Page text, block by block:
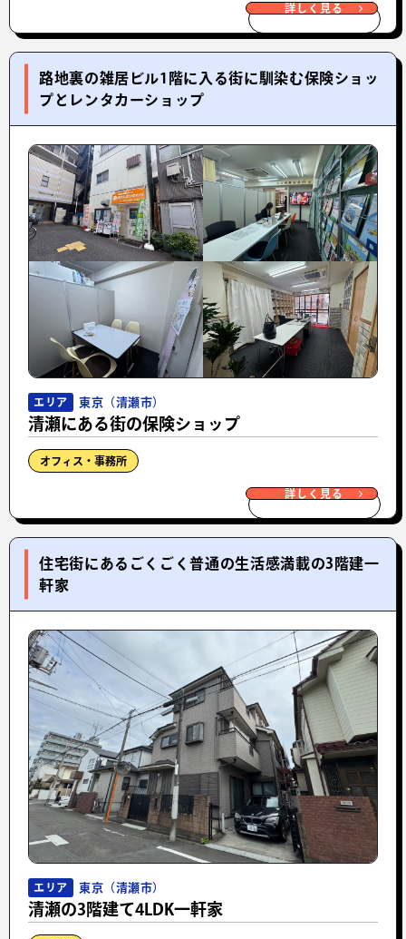
詳しく見る
路地裏の雑居ビル1階に入る街に馴染む保険ショッ
プとレンタカーショップ
エリア 東京（清瀬市）
清瀬にある街の保険ショップ
オフィス・事務所
詳しく見る
住宅街にあるごくごく普通の生活感満載の3階建一
軒家
エリア 東京（清瀬市）
清瀬の3階建て4LDK一軒家